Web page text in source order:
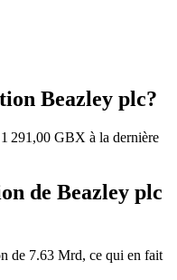
Beazley plc?
291,00 GBX à la dernière
de Beazley plc
de 7.63 Mrd, ce qui en fait